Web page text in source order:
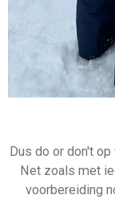
Dus do or don't
Net zoals met
voorbereiding